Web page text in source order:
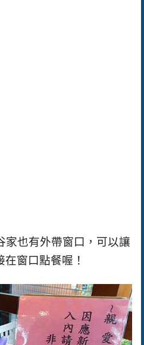
家也有外帶窗口，可以讓
窗口點餐喔！